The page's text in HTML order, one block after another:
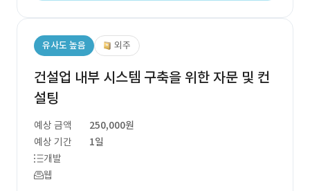
유사도 높음 외주
건설업 내부 시스템 구축을 위한 자문 및 컨
설팅
예상 금액
250,000원
예상 기간
1일
개발
웹